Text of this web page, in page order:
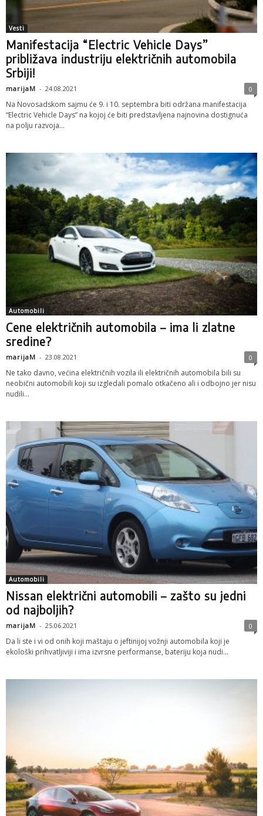
Vesti
Manifestacija “Electric Vehicle Days”
približava industriju električnih automobila
Srbiji!
marijaM - 24.08.2021 0
Na Novosadskom sajmu će 9. i 10. septembra biti održana manifestacija
“Electric Vehicle Days” na kojoj će biti predstavljena najnovina dostignuća
na polju razvoja...
Automobili
Cene električnih automobila – ima li zlatne
sredine?
marijaM - 23.08.2021 0
Ne tako davno, većina električnih vozila ili električnih automobila bili su
neobični automobili koji su izgledali pomalo otkačeno ali i odbojno jer nisu
nudili...
Automobili
Nissan električni automobili – zašto su jedni
od najboljih?
marijaM - 25.06.2021 0
Da li ste i vi od onih koji maštaju o jeftinijoj vožnji automobila koji je
ekološki prihvatljiviji i ima izvrsne performanse, bateriju koja nudi...